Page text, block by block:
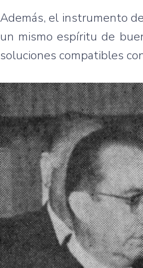
Además, el instrumento
un mismo espíritu de
soluciones compatibles